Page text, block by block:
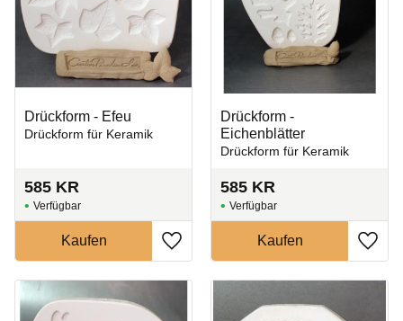
Drückform - Efeu
Drückform für Keramik
585 KR
Zu Favoriten hinzufügen
Drückform -
Eichenblätter
Drückform für Keramik
585 KR
Zu